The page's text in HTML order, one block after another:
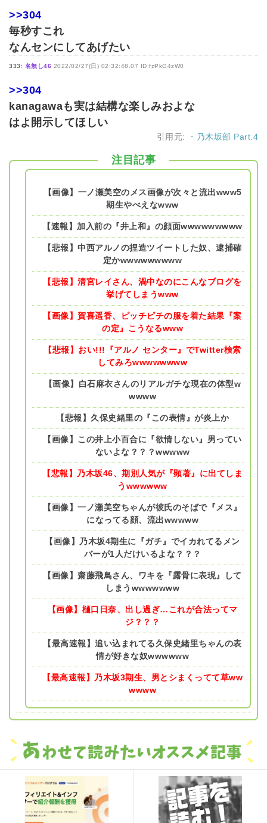
>>304
毎秒すこれ
なんセンにしてあげたい
333: 名無し46 2022/02/27(日) 02:32:48.07 ID:fzPkG4zW0
>>304
kanagawaも実は結構な楽しみおよな
はよ開示してほしい
引用元: ・乃木坂部 Part.4
注目記事
【画像】一ノ瀬美空のメス画像が次々と流出www5
期生やべえなwww
【速報】加入前の『井上和』の顔面wwwwwwwww
【悲報】中西アルノの捏造ツイートした奴、逮捕確
定かwwwwwwwww
【悲報】清宮レイさん、渦中なのにこんなブログを
挙げてしまうwww
【画像】賀喜遥香、ピッチピチの服を着た結果『案
の定』こうなるwww
【悲報】おい!!!『アルノ センター』でTwitter検索
してみろwwwwwwww
【画像】白石麻衣さんのリアルガチな現在の体型w
wwww
【悲報】久保史緒里の『この表情』が炎上か
【画像】この井上小百合に『欲情しない』男ってい
ないよな？？？wwwww
【悲報】乃木坂46、期別人気が『顕著』に出てしま
うwwwwww
【画像】一ノ瀬美空ちゃんが彼氏のそばで『メス』
になってる顔、流出wwwww
【画像】乃木坂4期生に『ガチ』でイカれてるメン
バーが1人だけいるよな？？？
【画像】齋藤飛鳥さん、ワキを『露骨に表現』して
しまうwwwwwww
【画像】樋口日奈、出し過ぎ…これが合法ってマ
ジ？？？
【最高速報】追い込まれてる久保史緒里ちゃんの表
情が好きな奴wwwwww
【最高速報】乃木坂3期生、男とシまくってて草ww
wwww